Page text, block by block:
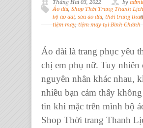
Tháng Hai 03, 2022 by
Áo dài, Shop Thời Trang Thanh Lịch
bộ áo dài, sửa áo dài, thời trang
tiệm may, tiệm may tại Bình Chánh
Áo dài là trang phục yêu
chị em phụ nữ. Tuy nhiên
nguyên nhân khác nhau,
nhiều bạn cảm thấy
tin khi mặc trên mình bộ
Shop Thời trang Thanh